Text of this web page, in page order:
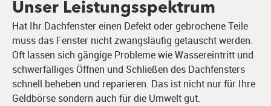
Unser Leistungsspektrum
Hat Ihr Dachfenster einen Defekt oder gebrochene Teile
muss das Fenster nicht zwangsläufig getauscht werden.
Oft lassen sich gängige Probleme wie Wassereintritt und
schwerfälliges Öffnen und Schließen des Dachfensters
schnell beheben und reparieren. Das ist nicht nur für Ihre
Geldbörse sondern auch für die Umwelt gut.